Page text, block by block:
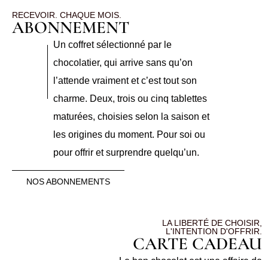
RECEVOIR. CHAQUE MOIS.
ABONNEMENT
Un coffret sélectionné par le
chocolatier, qui arrive sans qu’on
l’attende vraiment et c’est tout son
charme. Deux, trois ou cinq tablettes
maturées, choisies selon la saison et
les origines du moment. Pour soi ou
pour offrir et surprendre quelqu’un.
NOS ABONNEMENTS
LA LIBERTÉ DE CHOISIR,
L'INTENTION D'OFFRIR.
CARTE CADEAU